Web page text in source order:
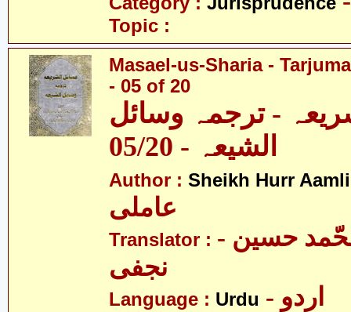
Topic :
Masael-us-Sharia -
- 05 of 20
- ترجمہ وسائل
الشیعہ - 05/20
Author : Sheikh Hurr Aamli
عاملی
Translator : - آیت اللہ محّمد حسین
نجفی
Language : Urdu - اردو